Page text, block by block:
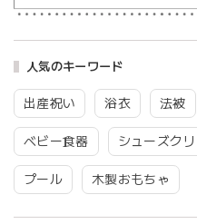
人気のキーワード
出産祝い 浴衣 法被
ベビー食器 シューズク
プール 木製おもちゃ
02.oatmeal（L
2026/02/21
きょうりゅう/
2026/01/28
この度は迅速丁寧な対応を
も素敵で嬉しいです。